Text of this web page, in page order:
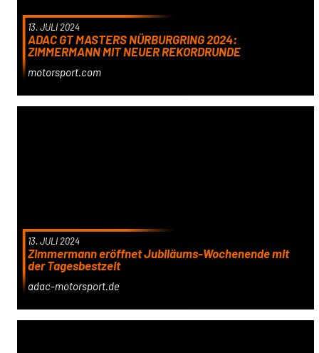
13. JULI 2024
ADAC GT MASTERS NÜRBURGRING 2024:
ZIMMERMANN MIT NEUER REKORDRUNDE
motorsport.com
13. JULI 2024
Zimmermann eröffnet Jubiläums-Wochenende mit
der Tagesbestzeit
adac-motorsport.de